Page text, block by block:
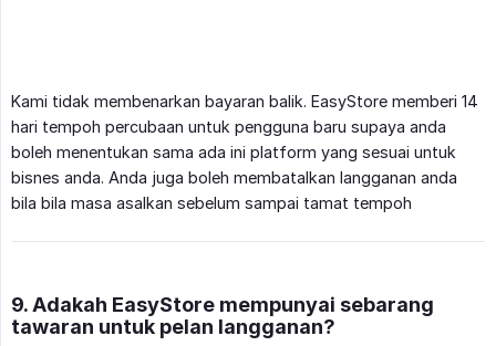
Kami tidak membenarkan bayaran balik. EasyStore memberi 14
hari tempoh percubaan untuk pengguna baru supaya anda
boleh menentukan sama ada ini platform yang sesuai untuk
bisnes anda. Anda juga boleh membatalkan langganan anda
bila bila masa asalkan sebelum sampai tamat tempoh
9. Adakah EasyStore mempunyai sebarang
tawaran untuk pelan langganan?